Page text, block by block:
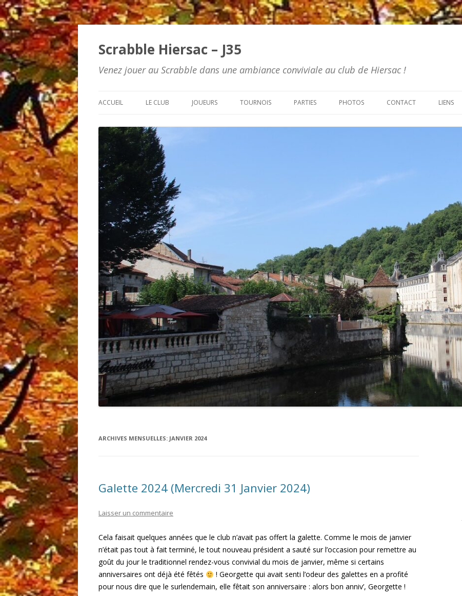
Scrabble Hiersac – J35
Venez jouer au Scrabble dans une ambiance conviviale au club de Hiersac !
ACCUEIL LE CLUB JOUEURS TOURNOIS PARTIES PHOTOS CONTACT LIENS
ARCHIVES MENSUELLES: JANVIER 2024
Galette 2024 (Mercredi 31 Janvier 2024)
Laisser un commentaire
Cela faisait quelques années que le club n’avait pas offert la galette. Comme le mois de janvier
n’était pas tout à fait terminé, le tout nouveau président a sauté sur l’occasion pour remettre au
goût du jour le traditionnel rendez-vous convivial du mois de janvier, même si certains
anniversaires ont déjà été fêtés
! Georgette qui avait senti l’odeur des galettes en a profité
pour nous dire que le surlendemain, elle fêtait son anniversaire : alors bon anniv’, Georgette !